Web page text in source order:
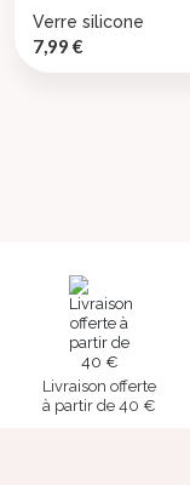
Verre silicone
Prix
7,99 €
Livraison offerte
à partir de 40 €